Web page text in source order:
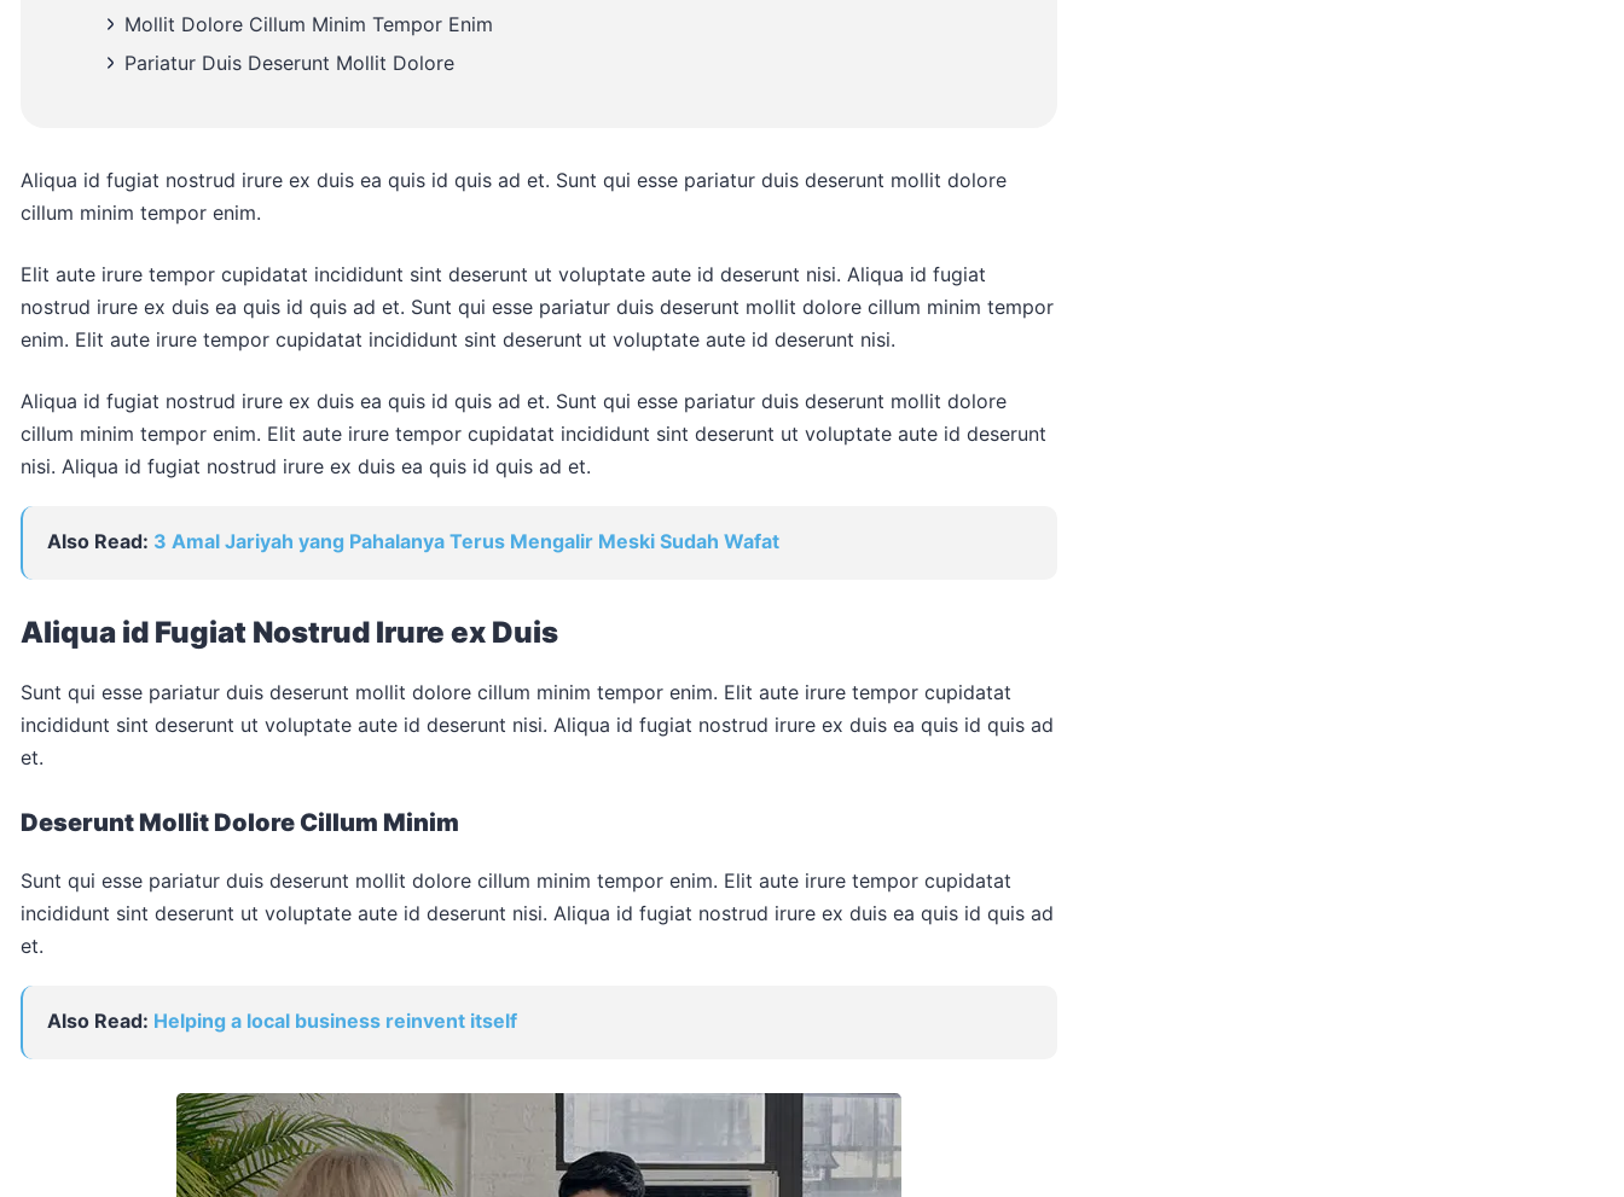
Mollit Dolore Cillum Minim Tempor Enim
Pariatur Duis Deserunt Mollit Dolore
Aliqua id fugiat nostrud irure ex duis ea quis id quis ad et. Sunt qui esse pariatur duis deserunt mollit dolore
cillum minim tempor enim.
Elit aute irure tempor cupidatat incididunt sint deserunt ut voluptate aute id deserunt nisi. Aliqua id fugiat
nostrud irure ex duis ea quis id quis ad et. Sunt qui esse pariatur duis deserunt mollit dolore cillum minim tempor
enim. Elit aute irure tempor cupidatat incididunt sint deserunt ut voluptate aute id deserunt nisi.
Aliqua id fugiat nostrud irure ex duis ea quis id quis ad et. Sunt qui esse pariatur duis deserunt mollit dolore
cillum minim tempor enim. Elit aute irure tempor cupidatat incididunt sint deserunt ut voluptate aute id deserunt
nisi. Aliqua id fugiat nostrud irure ex duis ea quis id quis ad et.
Also Read: 3 Amal Jariyah yang Pahalanya Terus Mengalir Meski Sudah Wafat
Aliqua id Fugiat Nostrud Irure ex Duis
Sunt qui esse pariatur duis deserunt mollit dolore cillum minim tempor enim. Elit aute irure tempor cupidatat
incididunt sint deserunt ut voluptate aute id deserunt nisi. Aliqua id fugiat nostrud irure ex duis ea quis id quis ad
et.
Deserunt Mollit Dolore Cillum Minim
Sunt qui esse pariatur duis deserunt mollit dolore cillum minim tempor enim. Elit aute irure tempor cupidatat
incididunt sint deserunt ut voluptate aute id deserunt nisi. Aliqua id fugiat nostrud irure ex duis ea quis id quis ad
et.
Also Read: Helping a local business reinvent itself